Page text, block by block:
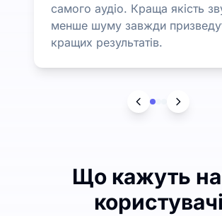
самого аудіо. Краща якість
менше шуму завжди
кращих результатів.
Що кажуть
користувачі